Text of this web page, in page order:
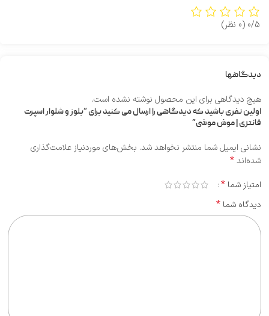
0/5 (0 نظر)
دیدگاهها
هیچ دیدگاهی برای این محصول نوشته نشده است.
اولین نفری باشید که دیدگاهی را ارسال می کنید برای “بلوز و شلوار اسپرت
فانتزی | موش موشی”
نشانی ایمیل شما منتشر نخواهد شد. بخش‌های موردنیاز علامت‌گذاری
شده‌اند*
امتیاز شما *
دیدگاه شما *